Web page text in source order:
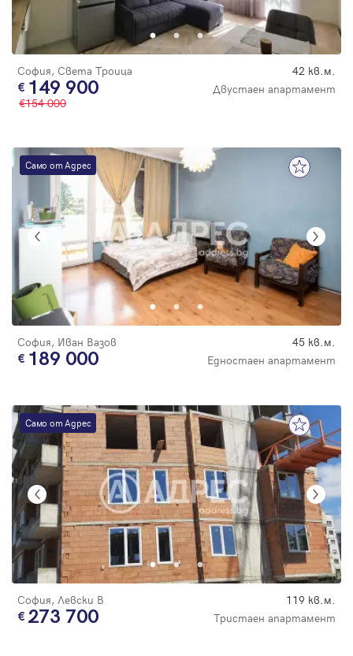
София, Света Троица 42 кв.м.
149 900
Двустаен апартамент
154 000
Само от Адрес
София, Иван Вазов 45 кв.м.
189 000 Едностаен апартамент
Само от Адрес
София, Левски В 119 кв.м.
273 700 Тристаен апартамент
Парола
Забравена парола
Регистрация